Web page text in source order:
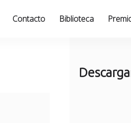
Contacto Biblioteca